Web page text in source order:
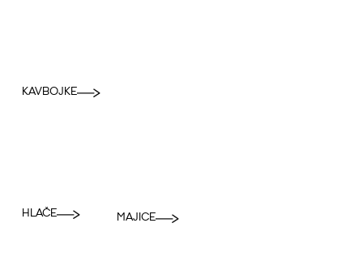
KAVBOJKE
HLAČE MAJICE